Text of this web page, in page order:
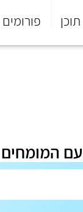
תוכן פורומים
עם